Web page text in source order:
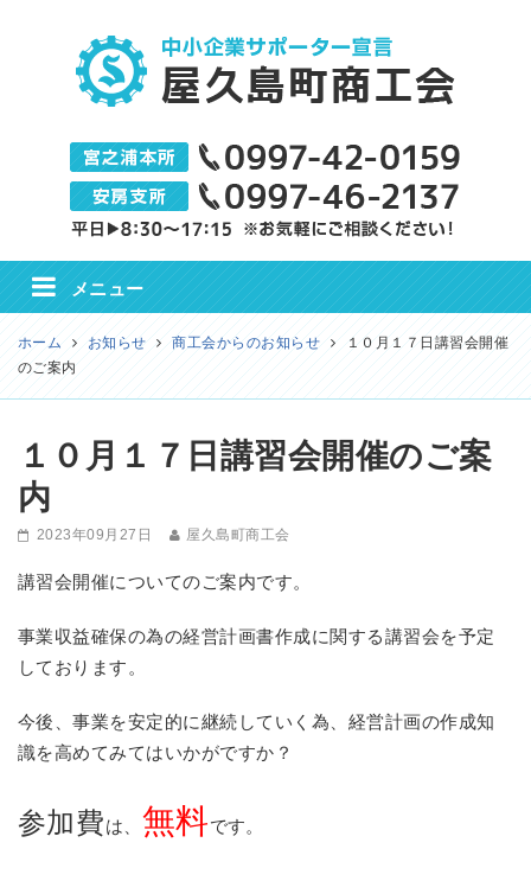
メニュー
ホーム お知らせ 商工会からのお知らせ
１０月１７日講習会開催
のご案内
１０月１７日講習会開催のご案
内
2023年09月27日 屋久島町商工会
講習会開催についてのご案内です。
事業収益確保の為の経営計画書作成に関する講習会を予定
しております。
今後、事業を安定的に継続していく為、経営計画の作成知
識を高めてみてはいかがですか？
参加費は、 無料です。